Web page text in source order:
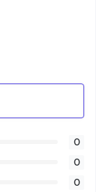
0
0
0